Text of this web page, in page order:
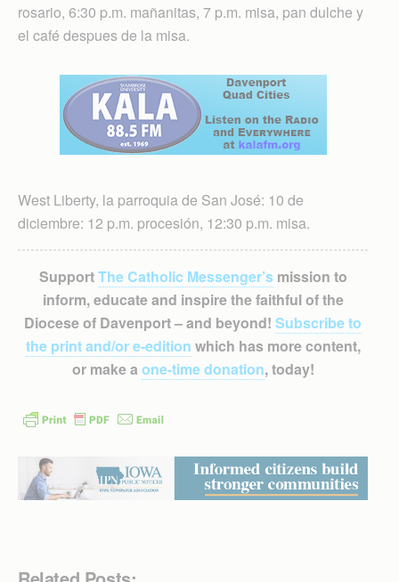
rosario, 6:30 p.m. mañanitas, 7 p.m. misa, pan dulche y
el café despues de la misa.
West Liberty, la parroquia de San José: 10 de
diciembre: 12 p.m. procesión, 12:30 p.m. misa.
SupportThe Catholic Messenger’smission to
inform, educate and inspire the faithful of the
Diocese of Davenport – and beyond! Subscribe to
the print and/or e-edition which has more content,
or make a one-time donation, today!